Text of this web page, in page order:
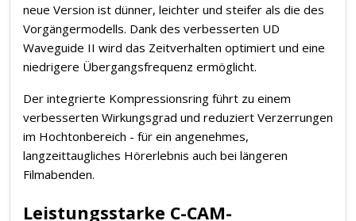
neue Version ist dünner, leichter und steifer als die des
Vorgängermodells. Dank des verbesserten UD
Waveguide II wird das Zeitverhalten optimiert und eine
niedrigere Übergangsfrequenz ermöglicht.
Der integrierte Kompressionsring führt zu einem
verbesserten Wirkungsgrad und reduziert Verzerrungen
im Hochtonbereich - für ein angenehmes,
langzeittaugliches Hörerlebnis auch bei längeren
Filmabenden.
Leistungsstarke C-CAM-